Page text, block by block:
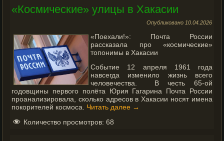
«Космические» улицы в Хакасии
Опубликовано 10.04.2026
«Поехали!»: Почта России
рассказала про «космические»
топонимы в Хакасии
Событие 12 апреля 1961 года
навсегда изменило жизнь всего
человечества. В честь 65-ой
годовщины первого полёта Юрия Гагарина Почта России
проанализировала, сколько адресов в Хакасии носят имена
покорителей космоса. Читать далее →
Количество просмотров: 68